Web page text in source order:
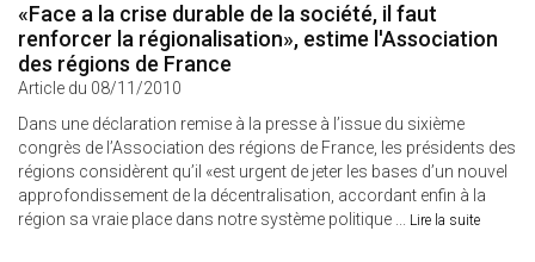
«Face a la crise durable de la société, il faut
renforcer la régionalisation», estime l'Association
des régions de France
Article du 08/11/2010
Dans une déclaration remise à la presse à l’issue du sixième
congrès de l’Association des régions de France, les présidents des
régions considèrent qu’il «est urgent de jeter les bases d’un nouvel
approfondissement de la décentralisation, accordant enfin à la
région sa vraie place dans notre système politique ... Lire la suite